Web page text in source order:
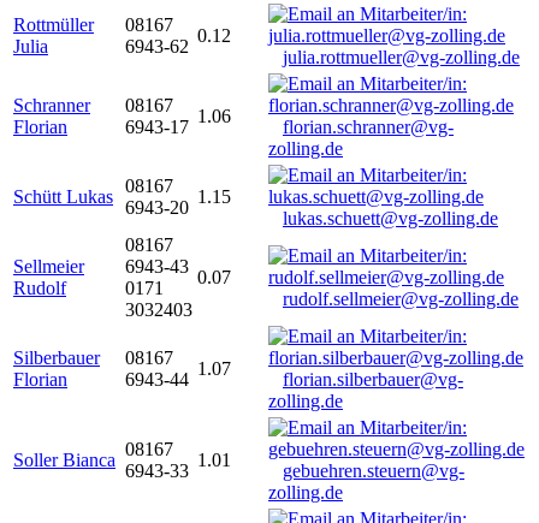
Rottmüller
Julia
08167
6943-62
0.12
julia.rottmueller@vg-zolling.de
Schranner
Florian
08167
6943-17
1.06
florian.schranner@vg-
zolling.de
Schütt Lukas
08167
6943-20
1.15
lukas.schuett@vg-zolling.de
Sellmeier
Rudolf
08167
6943-43
0171
3032403
0.07
rudolf.sellmeier@vg-zolling.de
Silberbauer
Florian
08167
6943-44
1.07
florian.silberbauer@vg-
zolling.de
Soller Bianca
08167
6943-33
1.01
gebuehren.steuern@vg-
zolling.de